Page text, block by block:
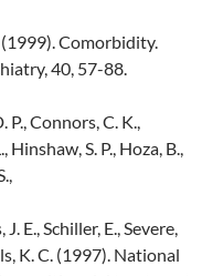
(1999). Comorbidity.
40, 57-88.
P., Connors, C. K.,
S. P., Hoza, B.,
E., Schiller, E., Severe,
K. C. (1997). National